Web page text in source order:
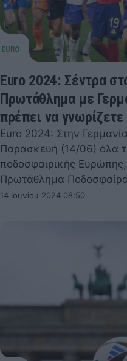
Euro 2024: Σέντρα
Πρωτάθλημα με
πρέπει να γνωρίζετε
Euro 2024: Στην
Παρασκευή (14/06) όλα
ποδοσφαιρικής
Πρωτάθλημα
14 Ιουνίου 2024 08:50